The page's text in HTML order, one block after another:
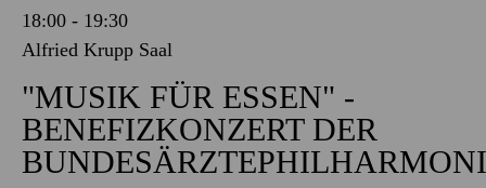
18:00 - 19:30
Alfried Krupp Saal
"MUSIK FÜR ESSEN" -
BENEFIZKONZERT DER